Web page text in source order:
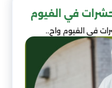
في الفيوم
في الفيوم واح..